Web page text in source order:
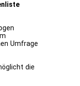
Umfrage
die